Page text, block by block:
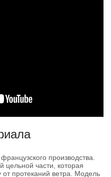
производства.
цельной части, которая
протеканий ветра. Модель